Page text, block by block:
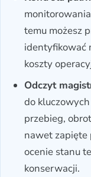
temu możesz
identyfikować
koszty
Odczyt
do
przebieg,
nawet zapięte
ocenie stanu
konserwacji.